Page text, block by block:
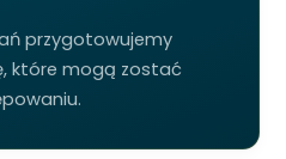
przygotowujemy
które mogą zostać